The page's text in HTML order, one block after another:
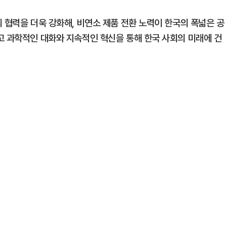
력을 더욱 강화해, 비연소 제품 전환 노력이 한국의 폭넓은 공
학적인 대화와 지속적인 혁신을 통해 한국 사회의 미래에 건